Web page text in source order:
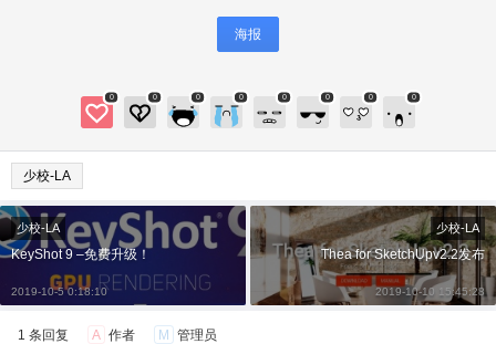
海报
0 0 0 0 0 0 0 0
少校-LA
少校-LA
KeyShot 9 –免费升级！
2019-10-5 0:18:10
少校-LA
Thea for SketchUpv2.2发布
2019-10-10 15:45:28
1 条回复 A 作者 M 管理员